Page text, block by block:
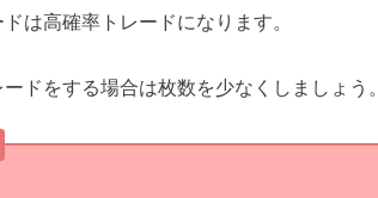
は高確率トレードになります。
ドをする場合は枚数を少なくしましょう。